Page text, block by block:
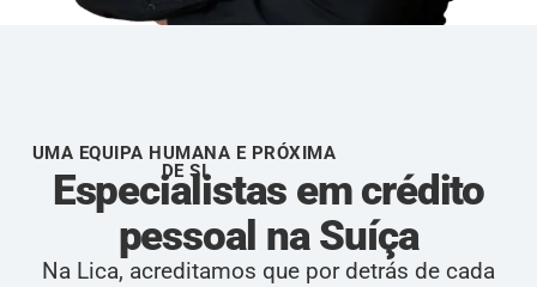
UMA EQUIPA HUMANA E PRÓXIMA
DE SI
Especialistas em crédito
pessoal na Suíça
Na Lica, acreditamos que por detrás de cada